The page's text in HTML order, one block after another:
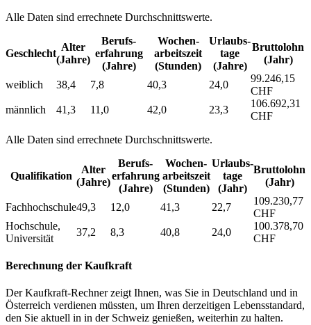
Alle Daten sind errechnete Durchschnittswerte.
Geschlecht
Alter
(Jahre)
Berufs­
erfahrung
(Jahre)
Wochen­
arbeitszeit
(Stunden)
Urlaubs­
tage
(Jahre)
Bruttolohn
(Jahr)
weiblich 38,4 7,8 40,3 24,0
99.246,15
CHF
männlich
41,3 11,0 42,0 23,3
106.692,31
CHF
Alle Daten sind errechnete Durchschnittswerte.
Qualifikation
Alter
(Jahre)
Berufs­
erfahrung
(Jahre)
Wochen­
arbeitszeit
(Stunden)
Urlaubs­
tage
(Jahr)
Bruttolohn
(Jahr)
Fachhochschule49,3 12,0 41,3 22,7
109.230,77
CHF
Hochschule,
Universität
37,2 8,3 40,8 24,0
100.378,70
CHF
Berechnung der Kaufkraft
Der Kaufkraft-Rechner zeigt Ihnen, was Sie in Deutschland und in
Österreich verdienen müssten, um Ihren derzeitigen Lebensstandard,
den Sie aktuell in in der Schweiz genießen, weiterhin zu halten.